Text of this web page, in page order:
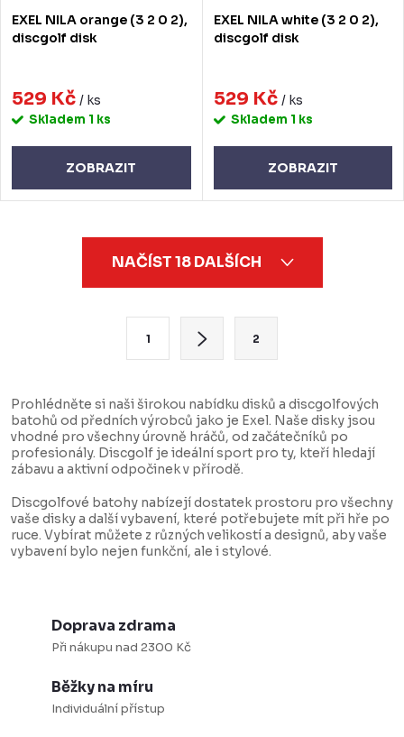
EXEL NILA orange (3 2 0 2),
discgolf disk
529 Kč / ks
Skladem 1 ks
ZOBRAZIT
EXEL NILA white (3 2 0 2),
discgolf disk
529 Kč / ks
Skladem 1 ks
ZOBRAZIT
c
í
p
r
v
k
y
NAČÍST 18 DALŠÍCH
á
n
k
o
v
á
n
1 2
Prohlédněte si naši širokou nabídku disků a discgolfových
batohů od předních výrobců jako je Exel. Naše disky jsou
vhodné pro všechny úrovně hráčů, od začátečníků po
profesionály. Discgolf je ideální sport pro ty, kteří hledají
zábavu a aktivní odpočinek v přírodě.
Discgolfové batohy nabízejí dostatek prostoru pro všechny
vaše disky a další vybavení, které potřebujete mít při hře po
ruce. Vybírat můžete z různých velikostí a designů, aby vaše
vybavení bylo nejen funkční, ale i stylové.
Doprava zdrama
Při nákupu nad 2300 Kč
Běžky na míru
Individuální přístup